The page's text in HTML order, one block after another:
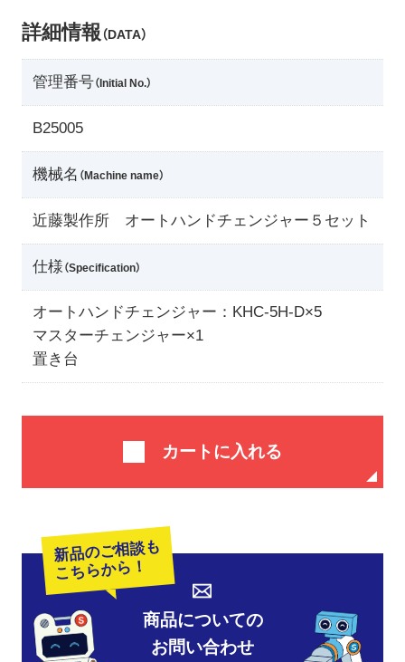
詳細情報 （DATA）
管理番号（Initial No.）
B25005
機械名 （Machine name）
近藤製作所 オートハンドチェンジャー５セット
仕様 （Specification）
オートハンドチェンジャー：KHC-5H-D×5
マスターチェンジャー×1
置き台
カートに入れる
新品のご相談も
こちらから！
商品についての
お問い合わせ